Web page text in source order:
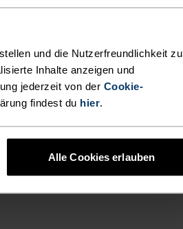
und die Nutzerfreundlichkeit zu
Inhalte anzeigen und
jederzeit von der Cookie-
findest du hier.
Alle Cookies erlauben